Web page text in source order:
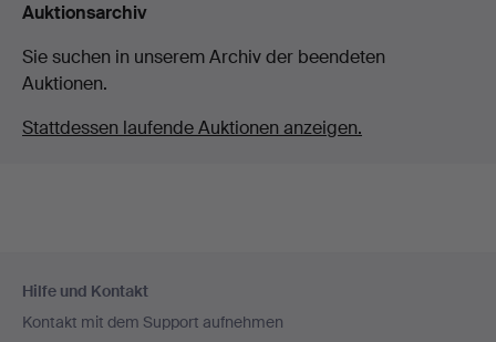
Auktionsarchiv
Sie suchen in unserem Archiv der beendeten
Auktionen.
Stattdessen laufende Auktionen anzeigen.
Navigation
Hilfe und Kontakt
Kontakt mit dem Support aufnehmen